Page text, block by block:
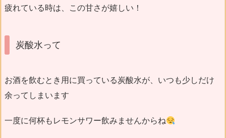
疲れている時は、この甘さが嬉しい！
炭酸水って
お酒を飲むとき用に買っている炭酸水が、いつも少しだけ
余ってしまいます
一度に何杯もレモンサワー飲みませんからね